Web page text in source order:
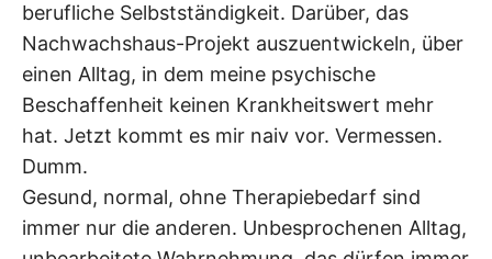
berufliche Selbstständigkeit. Darüber, das
Nachwachshaus-Projekt auszuentwickeln, über
einen Alltag, in dem meine psychische
Beschaffenheit keinen Krankheitswert mehr
hat. Jetzt kommt es mir naiv vor. Vermessen.
Dumm.
Gesund, normal, ohne Therapiebedarf sind
immer nur die anderen. Unbesprochenen Alltag,